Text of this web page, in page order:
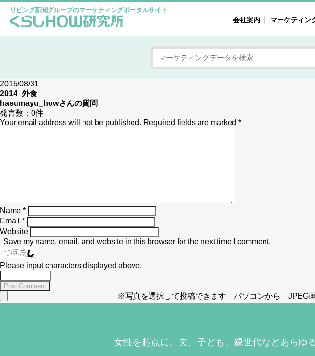
リビング新聞グループのマーケティングポータルサイト
会社案内 マーケティン
女性の気持ちと消
自主調査レポート
2015/08/31
2014_外食
hasumayu_howさんの質問
発言数： 0件
Your email address will not be published. Required fields are marked *
Name *
Email *
Website
Save my name, email, and website in this browser for the next time I comment.
Please input characters displayed above.
※写真を選択して投稿できます パソコンから JPEG
女性を起点に、夫、子ども、親世代などあらゆ